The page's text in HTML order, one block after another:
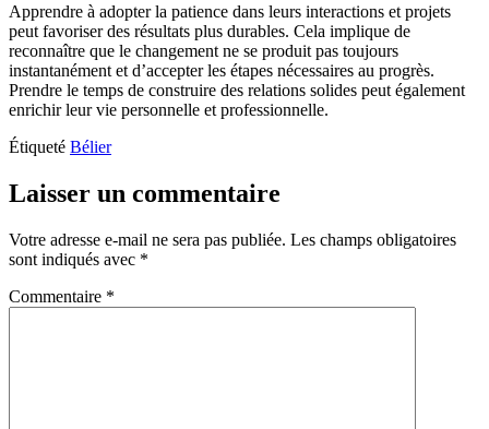
Apprendre à adopter la patience dans leurs interactions et projets
peut favoriser des résultats plus durables. Cela implique de
reconnaître que le changement ne se produit pas toujours
instantanément et d’accepter les étapes nécessaires au progrès.
Prendre le temps de construire des relations solides peut également
enrichir leur vie personnelle et professionnelle.
Étiqueté Bélier
Laisser un commentaire
Votre adresse e-mail ne sera pas publiée. Les champs obligatoires
sont indiqués avec *
Commentaire *